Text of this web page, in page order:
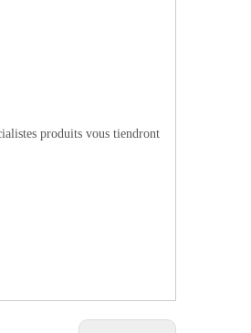
produits vous tiendront